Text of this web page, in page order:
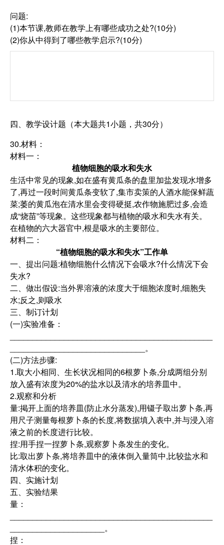
问题:
(1)本节课,教师在教学上有哪些成功之处?(10分)
(2)你从中得到了哪些教学启示?(10分)
四、教学设计题（本大题共1小题，共30分）
30.材料：
材料一：
植物细胞的吸水和失水
生活中常见的现象,如在盛有黄瓜条的盘里加盐发现水增多
了,再过一段时间黄瓜条变软了,集市卖策的人酒水能保鲜蔬
菜;萎的黄瓜泡在清水里会变得硬挺,农作物施肥过多,会造
成“烧苗”等现象。这些现象都与植物的吸水和失水有关。
在植物的六大器官中,根是吸水的主要部位。
材料二：
“植物细胞的吸水和失水”工作单
一、提出问题:植物细胞什么情况下会吸水?什么情况下会
失水?
二、做出假设:当外界溶液的浓度大于细胞浓度时,细胞失
水;反之,则吸水
三、制订计划
(一)实验准备：
______________________________。
(二)方法步骤:
1.取大小相同、生长状况相同的6根萝卜条,分成两组分别
放入盛有浓度为20%的盐水以及清水的培养皿中。
2.观察和分析
量:掲开上面的培养皿(防止水分蒸发),用镊子取出萝卜条,再
用尺子测量每根萝卜条的长度,将数据填入表中,并与浸入溶
液之前的长度进行比较。
捏:用手捏一捏萝卜条,观察萝卜条发生的变化。
比:取出萝卜条,将培养皿中的液体倒入量筒中,比较盐水和
清水体积的变化。
四、实施计划
五、实验结果
量：
_____________________。
捏：